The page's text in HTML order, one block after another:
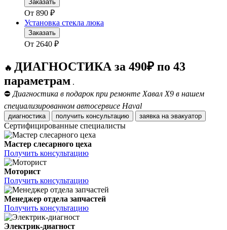
Заказать
От 890 ₽
Установка стекла люка
Заказать
От 2640 ₽
🔥 ДИАГНОСТИКА за 490₽ по 43
параметрам .
⛔ Диагностика в подарок при ремонте Хавал Х9 в нашем
специализированном автосервисе Haval
диагностика получить консультацию заявка на эвакуатор
Сертифицированные специалисты
Мастер слесарного цеха
Получить консультацию
Моторист
Получить консультацию
Менеджер отдела запчастей
Получить консультацию
Электрик-диагност